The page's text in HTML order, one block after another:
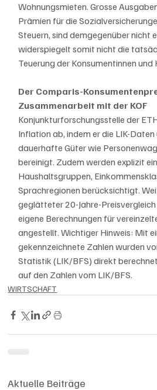
Wohnungsmieten. Grosse
Prämien für die
Steuern, sind demgegenüber nicht
widerspiegelt somit nicht die
Teuerung der Konsumentinnen und
Der Comparis-
Zusammenarbeit mit der KOF
Konjunkturforschungsstelle der
Inflation ab, indem er die LIK-
dauerhafte Güter wie
bereinigt. Zudem werden explizit
Haushaltsgruppen,
Sprachregionen berücksichtigt.
geglätteter 20-Jahre-
eigene Berechnungen für
angestellt. Wichtiger Hinweis: Mit
gekennzeichnete Zahlen wurden
Statistik (LIK/BFS) direkt
auf den Zahlen vom LIK/BFS.
WIRTSCHAFT
Aktuelle Beiträge